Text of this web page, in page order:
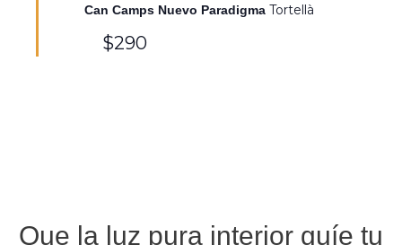
Can Camps Nuevo Paradigma Tortellà
$290
Que la luz pura interior guíe tu